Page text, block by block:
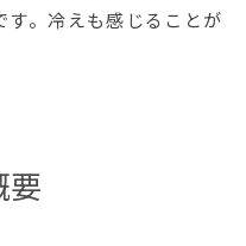
す。冷えも感じることが
要